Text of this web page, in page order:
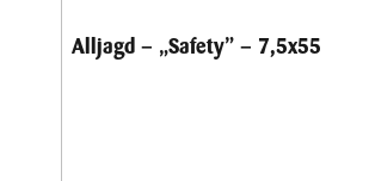
Alljagd – „Safety” – 7,5x55